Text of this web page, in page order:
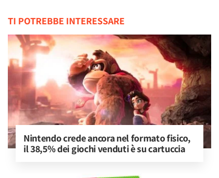
TI POTREBBE INTERESSARE
Nintendo crede ancora nel formato fisico,
il 38,5% dei giochi venduti è su cartuccia